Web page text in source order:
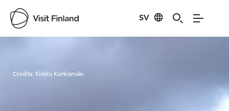
SV
Credits:Sirkku Korkiamäki